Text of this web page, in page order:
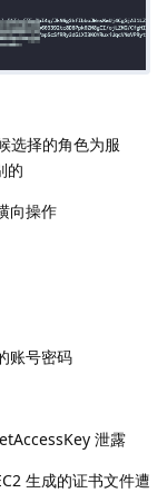
选择的角色为服
的
向操作
账号密码
泄露
生成的证书文件遭